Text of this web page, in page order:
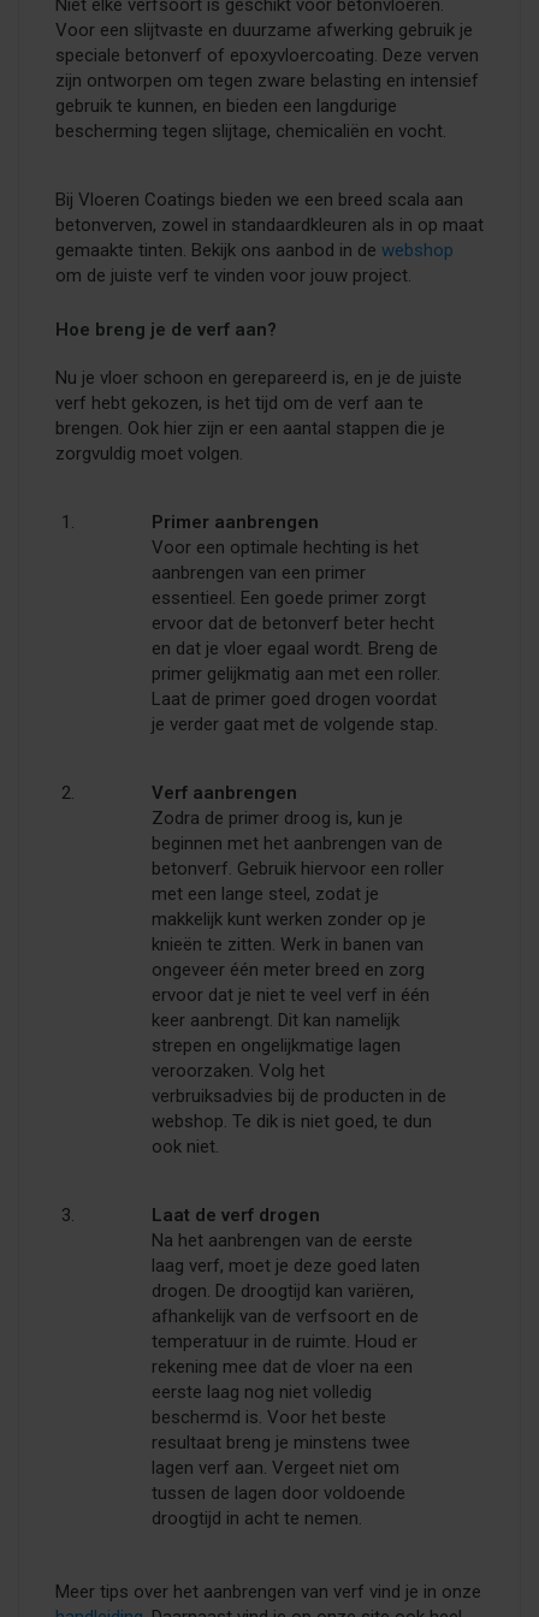
Niet elke verfsoort is geschikt voor betonvloeren.
Voor een slijtvaste en duurzame afwerking gebruik je
speciale betonverf of epoxyvloercoating. Deze verven
zijn ontworpen om tegen zware belasting en intensief
gebruik te kunnen, en bieden een langdurige
bescherming tegen slijtage, chemicaliën en vocht.
Bij Vloeren Coatings bieden we een breed scala aan
betonverven, zowel in standaardkleuren als in op maat
gemaakte tinten. Bekijk ons aanbod in de webshop
om de juiste verf te vinden voor jouw project.
Hoe breng je de verf aan?
Nu je vloer schoon en gerepareerd is, en je de juiste
verf hebt gekozen, is het tijd om de verf aan te
brengen. Ook hier zijn er een aantal stappen die je
zorgvuldig moet volgen.
Primer aanbrengen
Voor een optimale hechting is het
aanbrengen van een primer
essentieel. Een goede primer zorgt
ervoor dat de betonverf beter hecht
en dat je vloer egaal wordt. Breng de
primer gelijkmatig aan met een roller.
Laat de primer goed drogen voordat
je verder gaat met de volgende stap.
Verf aanbrengen
Zodra de primer droog is, kun je
beginnen met het aanbrengen van de
betonverf. Gebruik hiervoor een roller
met een lange steel, zodat je
makkelijk kunt werken zonder op je
knieën te zitten. Werk in banen van
ongeveer één meter breed en zorg
ervoor dat je niet te veel verf in één
keer aanbrengt. Dit kan namelijk
strepen en ongelijkmatige lagen
veroorzaken. Volg het
verbruiksadvies bij de producten in de
webshop. Te dik is niet goed, te dun
ook niet.
Laat de verf drogen
Na het aanbrengen van de eerste
laag verf, moet je deze goed laten
drogen. De droogtijd kan variëren,
afhankelijk van de verfsoort en de
temperatuur in de ruimte. Houd er
rekening mee dat de vloer na een
eerste laag nog niet volledig
beschermd is. Voor het beste
resultaat breng je minstens twee
lagen verf aan. Vergeet niet om
tussen de lagen door voldoende
droogtijd in acht te nemen.
Meer tips over het aanbrengen van verf vind je in onze